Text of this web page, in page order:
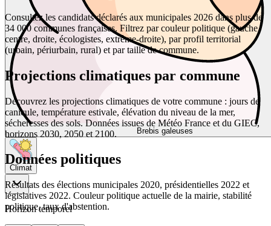
Brebis galeuses
Climat
Horizon temporel
Consultez les candidats déclarés aux municipales 2026 dans plus de
34 000 communes françaises. Filtrez par couleur politique (gauche,
centre, droite, écologistes, extrême-droite), par profil territorial
(urbain, périurbain, rural) et par taille de commune.
Projections climatiques par commune
Découvrez les projections climatiques de votre commune : jours de
canicule, température estivale, élévation du niveau de la mer,
sécheresses des sols. Données issues de Météo France et du GIEC,
horizons 2030, 2050 et 2100.
Données politiques
Résultats des élections municipales 2020, présidentielles 2022 et
législatives 2022. Couleur politique actuelle de la mairie, stabilité
politique, taux d'abstention.